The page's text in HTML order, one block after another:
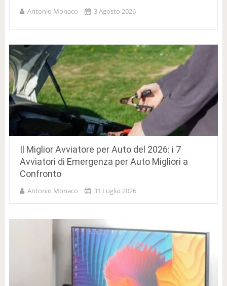
Antonio Monaco 3 Agosto 2026
Il Miglior Avviatore per Auto del 2026: i 7
Avviatori di Emergenza per Auto Migliori a
Confronto
Antonio Monaco 31 Luglio 2026